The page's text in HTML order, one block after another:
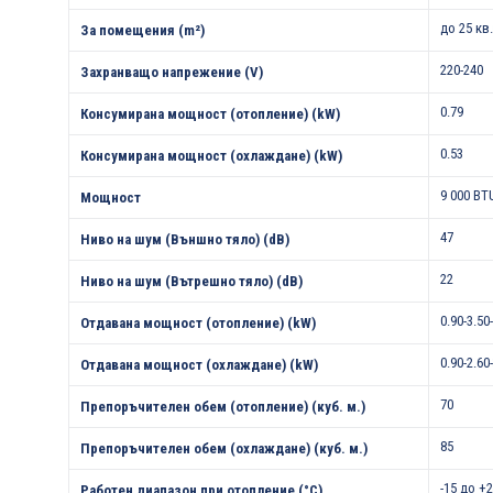
За помещения (m²) до 25
Захранващо напрежение (V) 220-240
Консумирана мощност (отопление) (kW) 0.79
Консумирана мощност (охлаждане) (kW) 0.53
Мощност 9 000
Ниво на шум (Външно тяло) (dB) 47
Ниво на шум (Вътрешно тяло) (dB) 22
Отдавана мощност (отопление) (kW) 0.90-
Отдавана мощност (охлаждане) (kW) 0.90-
Препоръчителен обем (отопление) (куб. м.) 70
Препоръчителен обем (охлаждане) (куб. м.) 85
-15 до